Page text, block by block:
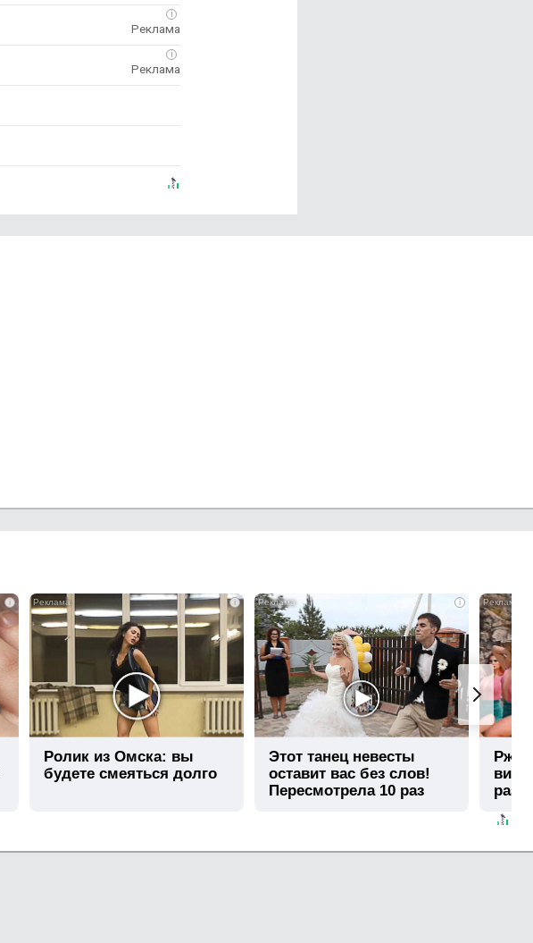
i
i
i i
Ролик из Омска: вы
будете смеяться долго
i
Этот танец невесты
оставит вас без слов!
Пересмотрела 10 раз
Ржу
раз